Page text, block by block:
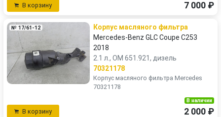
В корзину 7 000 ₽
№ 17/61-12
Корпус масляного фильтра
Mercedes-Benz GLC Coupe C253
2018
2.1 л., OM 651.921, дизель
70321178
Корпус масляного фильтра Mercedes
70321178
В корзину
В наличии
2 000 ₽